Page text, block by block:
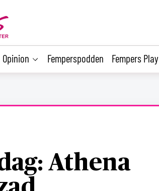
Opinion Femperspodden Fempers Play
Athena